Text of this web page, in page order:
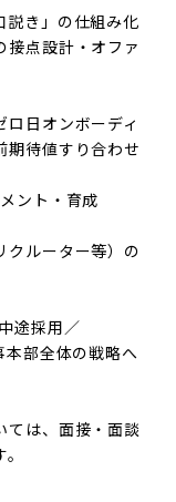
説き」の仕組み化
接点設計・オファ
ロ日オンボーディ
期待値すり合わせ
ント・育成
クルーター等）の
途採用／
部全体の戦略へ
は、面接・面談